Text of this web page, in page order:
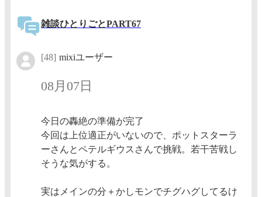
雑談ひとりごとPART67
[48] mixiユーザー
08月07日
今日の轟絶の準備が完了
今回は上位適正がいないので、ポットスターラ
ーさんとペテルギウスさんで挑戦。若干苦戦し
そうな気がする。
実はメインの分＋かしモンでチグハグしてるけ